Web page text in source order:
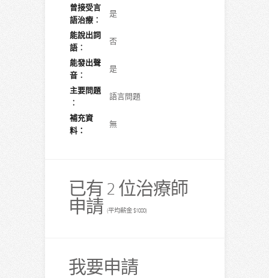
曾接受言
語治療︰
是
能說出詞
語︰
否
能發出聲
音︰
是
主要問題
︰
語言問題
補充資
料：
無
已有 2 位治療師
申請 (平均薪金 $1000)
我要申請